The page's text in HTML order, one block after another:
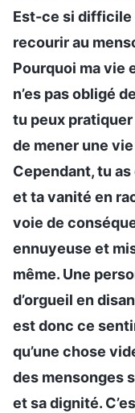
Est-ce si difficile
recourir au
Pourquoi ma vie
n’es pas obligé
tu peux pratiquer
de mener une
Cependant, tu
et ta vanité en
voie de
ennuyeuse et
même. Une
d’orgueil en
est donc ce
qu’une chose
des mensonges
et sa dignité.